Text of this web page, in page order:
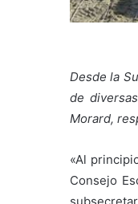
Desde la
de
Morard,
«Al
Consejo